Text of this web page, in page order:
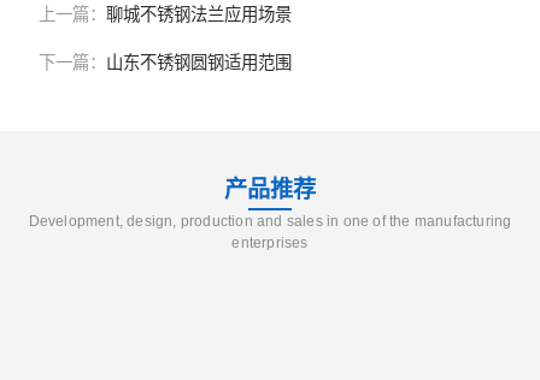
上一篇： 聊城不锈钢法兰应用场景
下一篇： 山东不锈钢圆钢适用范围
产品推荐
Development, design, production and sales in one of the manufacturing
enterprises